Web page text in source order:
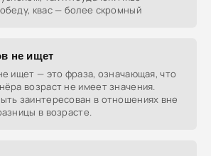
квас — более скромный
не ищет
ищет — это фраза, означающая, что
возраст не имеет значения.
заинтересован в отношениях вне
в возрасте.